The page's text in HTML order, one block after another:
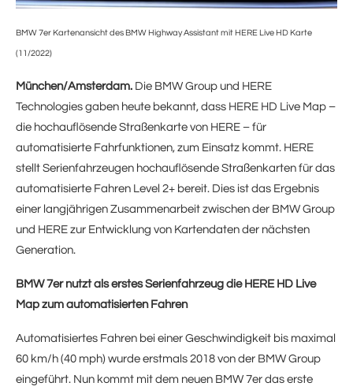
BMW 7er Kartenansicht des BMW Highway Assistant mit HERE Live HD Karte
(11/2022)
München/Amsterdam. Die BMW Group und HERE
Technologies gaben heute bekannt, dass HERE HD Live Map –
die hochauflösende Straßenkarte von HERE – für
automatisierte Fahrfunktionen, zum Einsatz kommt. HERE
stellt Serienfahrzeugen hochauflösende Straßenkarten für das
automatisierte Fahren Level 2+ bereit. Dies ist das Ergebnis
einer langjährigen Zusammenarbeit zwischen der BMW Group
und HERE zur Entwicklung von Kartendaten der nächsten
Generation.
BMW 7er nutzt als erstes Serienfahrzeug die HERE HD Live
Map zum automatisierten Fahren
Automatisiertes Fahren bei einer Geschwindigkeit bis maximal
60 km/h (40 mph) wurde erstmals 2018 von der BMW Group
eingeführt. Nun kommt mit dem neuen BMW 7er das erste